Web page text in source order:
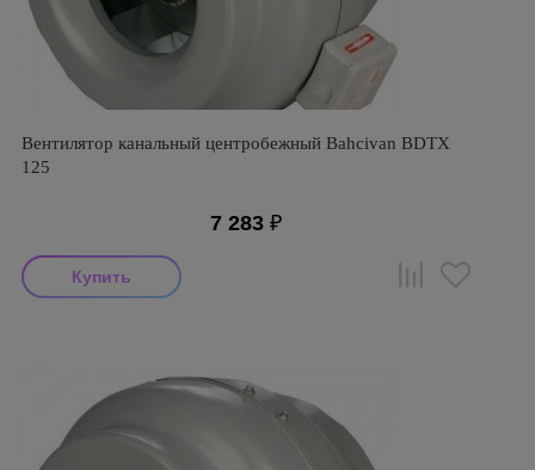
Вентилятор канальный центробежный Bahcivan BDTX
125
7 283 ₽